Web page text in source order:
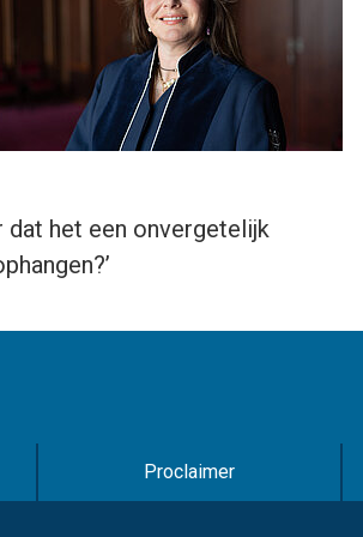
decrease
volume.
dat het een onvergetelijk
Proclaimer